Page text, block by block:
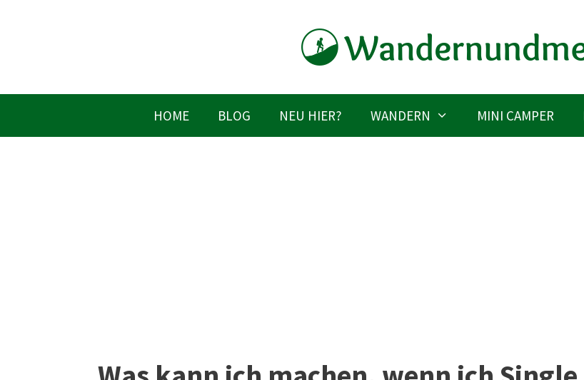
HOME BLOG NEU HIER? WANDERN MINI CAMPER